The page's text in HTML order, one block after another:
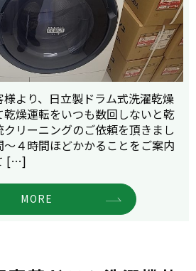
より、日立製ドラム式洗濯乾燥
燥運転をいつも数回しないと乾
リーニングのご依頼を頂きまし
４時間ほどかかることをご案内
[…]
MORE